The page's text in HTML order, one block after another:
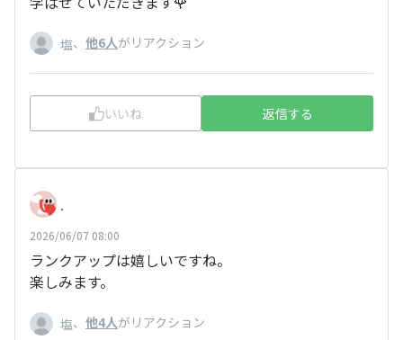
塩、 他6人がリアクション
いいね 返信する
.
2026/06/07 08:00
ランクアップは嬉しいですね。
楽しみます。
塩、 他4人がリアクション